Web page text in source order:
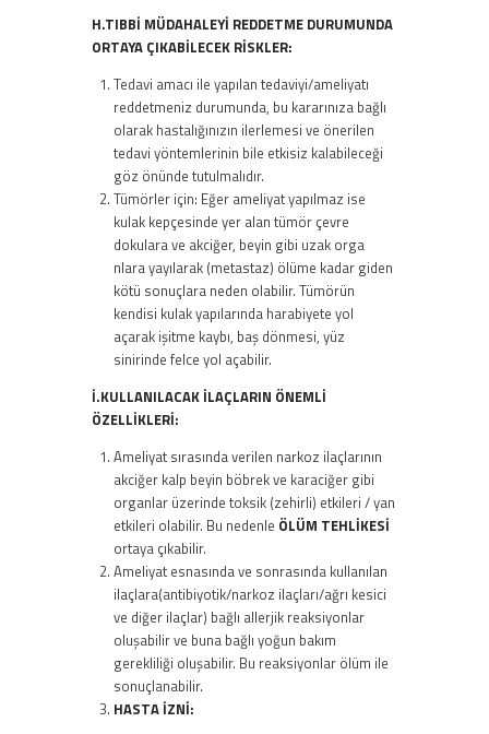
H.TIBBİ MÜDAHALEYİ REDDETME DURUMUNDA
ORTAYA ÇIKABİLECEK RİSKLER:
Tedavi amacı ile yapılan tedaviyi/ameliyatı
reddetmeniz durumunda, bu kararınıza bağlı
olarak hastalığınızın ilerlemesi ve önerilen
tedavi yöntemlerinin bile etkisiz kalabileceği
göz önünde tutulmalıdır.
Tümörler için: Eğer ameliyat yapılmaz ise
kulak kepçesinde yer alan tümör çevre
dokulara ve akciğer, beyin gibi uzak orga
nlara yayılarak (metastaz) ölüme kadar giden
kötü sonuçlara neden olabilir. Tümörün
kendisi kulak yapılarında harabiyete yol
açarak işitme kaybı, baş dönmesi, yüz
sinirinde felce yol açabilir.
İ.KULLANILACAK İLAÇLARIN ÖNEMLİ
ÖZELLİKLERİ:
Ameliyat sırasında verilen narkoz ilaçlarının
akciğer kalp beyin böbrek ve karaciğer gibi
organlar üzerinde toksik (zehirli) etkileri / yan
etkileri olabilir. Bu nedenle ÖLÜM TEHLİKESİ
ortaya çıkabilir.
Ameliyat esnasında ve sonrasında kullanılan
ilaçlara(antibiyotik/narkoz ilaçları/ağrı kesici
ve diğer ilaçlar) bağlı allerjik reaksiyonlar
oluşabilir ve buna bağlı yoğun bakım
gerekliliği oluşabilir. Bu reaksiyonlar ölüm ile
sonuçlanabilir.
HASTA İZNİ: